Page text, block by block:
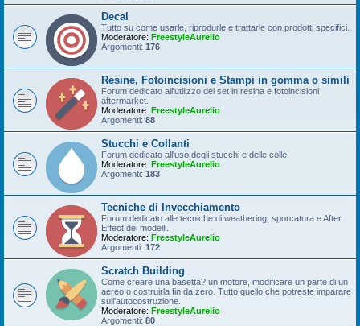
Decal
Tutto su come usarle, riprodurle e trattarle con prodotti specifici.
Moderatore: FreestyleAurelio
Argomenti: 176
Resine, Fotoincisioni e Stampi in gomma o simili
Forum dedicato all'utilizzo dei set in resina e fotoincisioni
aftermarket.
Moderatore: FreestyleAurelio
Argomenti: 88
Stucchi e Collanti
Forum dedicato all'uso degli stucchi e delle colle.
Moderatore: FreestyleAurelio
Argomenti: 183
Tecniche di Invecchiamento
Forum dedicato alle tecniche di weathering, sporcatura e After
Effect dei modelli.
Moderatore: FreestyleAurelio
Argomenti: 172
Scratch Building
Come creare una basetta? un motore, modificare un parte di un
aereo o costruirla fin da zero. Tutto quello che potreste imparare
sull'autocostruzione.
Moderatore: FreestyleAurelio
Argomenti: 80